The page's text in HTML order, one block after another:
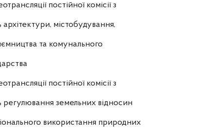
постійної комісії з
архітектури, містобудування,
та комунального
постійної комісії з
регулювання земельних відносин
використання природних